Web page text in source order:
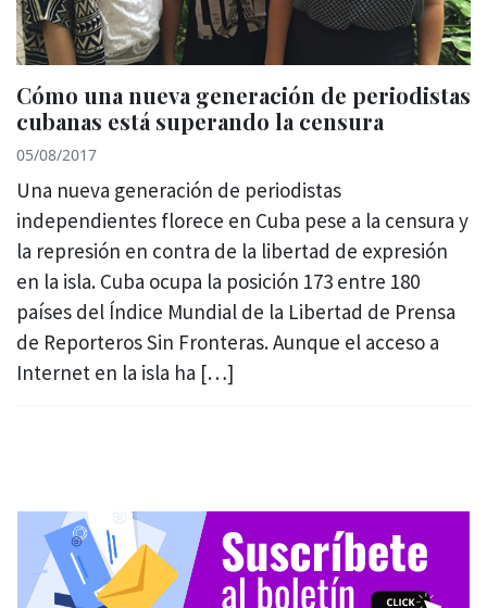
Cómo una nueva generación de periodistas
cubanas está superando la censura
05/08/2017
Una nueva generación de periodistas
independientes florece en Cuba pese a la censura y
la represión en contra de la libertad de expresión
en la isla. Cuba ocupa la posición 173 entre 180
países del Índice Mundial de la Libertad de Prensa
de Reporteros Sin Fronteras. Aunque el acceso a
Internet en la isla ha […]